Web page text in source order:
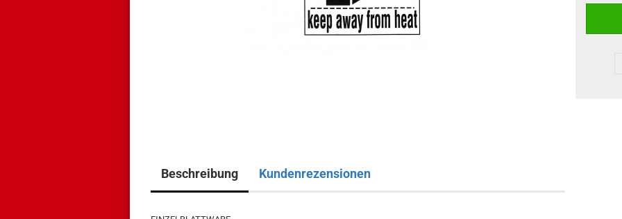
Beschreibung Kundenrezensionen